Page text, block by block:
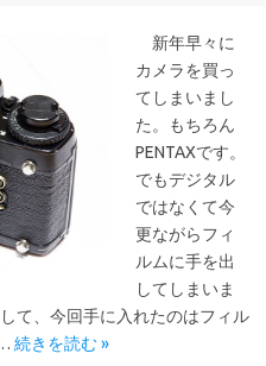
新年早々に
カメラを買っ
てしまいまし
た。もちろん
PENTAXです。
でもデジタル
ではなくて今
更ながらフィ
ルムに手を出
してしまいま
て、今回手に入れたのはフィル
続きを読む »